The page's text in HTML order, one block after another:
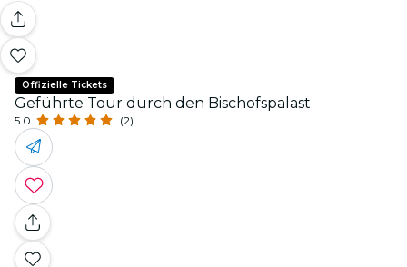
Offizielle Tickets
Geführte Tour durch den Bischofspalast
5.0 (2)